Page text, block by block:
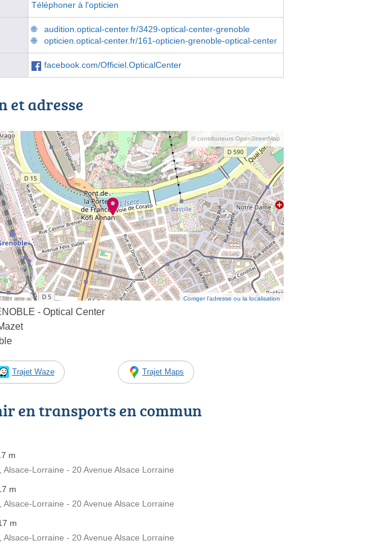
Téléphoner à l'opticien
audition.optical-center.fr/3429-optical-center-grenoble
opticien.optical-center.fr/161-opticien-grenoble-optical-center
facebook.com/Officiel.OpticalCenter
et adresse
© contributeurs OpenStreetMap
Corriger l’adresse ou la localisation
- Optical Center
Trajet Waze Trajet Maps
en transports en commun
m
Alsace-Lorraine - 20 Avenue Alsace Lorraine
m
Alsace-Lorraine - 20 Avenue Alsace Lorraine
m
Alsace-Lorraine - 20 Avenue Alsace Lorraine